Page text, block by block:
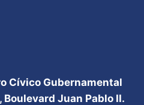
Cívico Gubernamental
Juan Pablo II.